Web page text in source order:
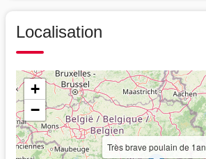
Localisation
Très brave poulain de 1an
+
−